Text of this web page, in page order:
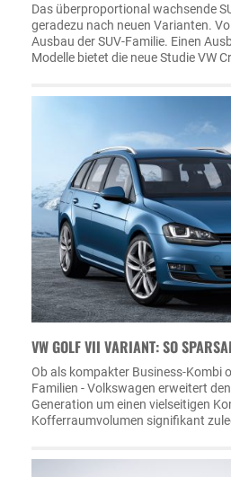
Das überproportional wachsende
geradezu nach neuen Varianten.
Ausbau der SUV-Familie. Einen
Modelle bietet die neue Studie VW
VW GOLF VII VARIANT: SO
Ob als kompakter Business-Kombi
Familien - Volkswagen erweitert
Generation um einen vielseitigen
Kofferraumvolumen signifikant